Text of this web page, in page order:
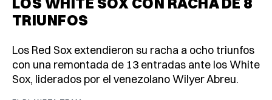
TRIUNFOS
Los Red Sox extendieron su racha a ocho triunfos
con una remontada de 13 entradas ante los White
Sox, liderados por el venezolano Wilyer Abreu.